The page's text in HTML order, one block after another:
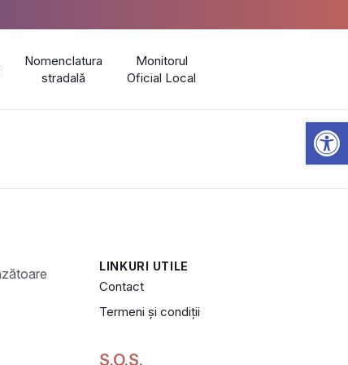
Nomenclatura
stradală
Monitorul
Oficial Local
LINKURI UTILE
Contact
Termeni și condiții
S.O.S.